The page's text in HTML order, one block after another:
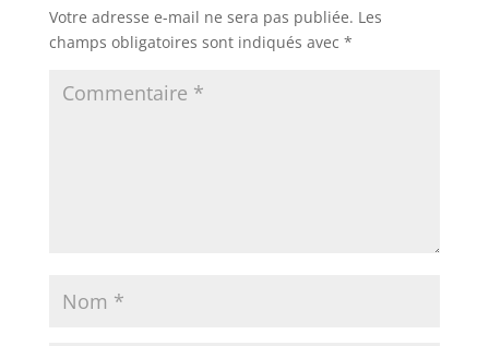
Votre adresse e-mail ne sera pas publiée. Les
champs obligatoires sont indiqués avec *